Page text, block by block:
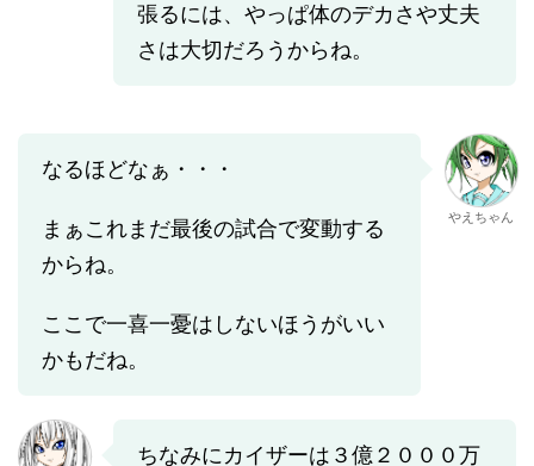
張るには、やっぱ体のデカさや丈夫
さは大切だろうからね。
なるほどなぁ・・・
まぁこれまだ最後の試合で変動する
からね。
ここで一喜一憂はしないほうがいい
かもだね。
やえちゃん
ちなみにカイザーは３億２０００万